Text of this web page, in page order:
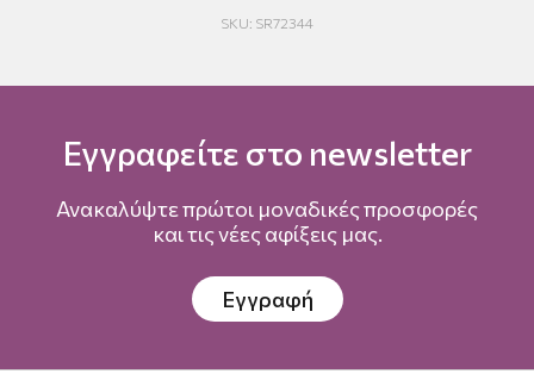
SKU: SR72344
Εγγραφείτε στο newsletter
Ανακαλύψτε πρώτοι μοναδικές προσφορές
και τις νέες αφίξεις μας.
Εγγραφή